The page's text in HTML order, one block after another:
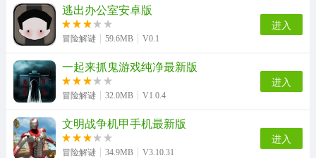
逃出办公室安卓版
冒险解谜 59.6MB V0.1
进入
一起来抓鬼游戏纯净最新版
冒险解谜 32.0MB V1.0.4
进入
文明战争机甲手机最新版
冒险解谜 34.9MB V3.10.31
进入